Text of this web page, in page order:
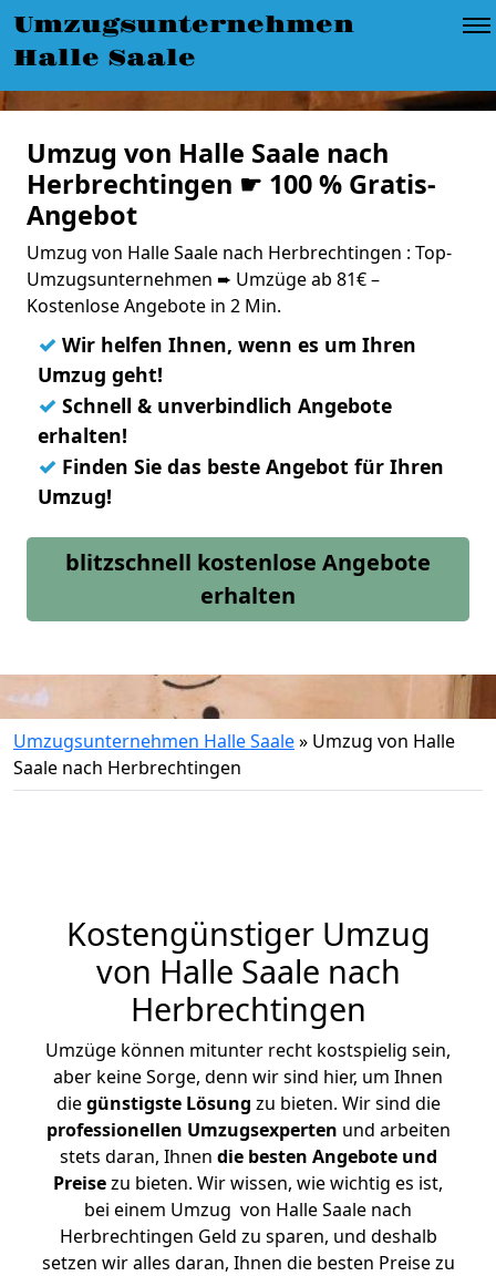
Umzugsunternehmen
Halle Saale
Umzug von Halle Saale nach
Herbrechtingen ☛ 100 % Gratis-
Angebot
Umzug von Halle Saale nach Herbrechtingen : Top-
Umzugsunternehmen ➨ Umzüge ab 81€ –
Kostenlose Angebote in 2 Min.
✓ Wir helfen Ihnen, wenn es um Ihren
Umzug geht!
✓ Schnell & unverbindlich Angebote
erhalten!
✓ Finden Sie das beste Angebot für Ihren
Umzug!
blitzschnell kostenlose Angebote
erhalten
Umzugsunternehmen Halle Saale» Umzug von Halle
Saale nach Herbrechtingen
Kostengünstiger Umzug
von Halle Saale nach
Herbrechtingen
Umzüge können mitunter recht kostspielig sein,
aber keine Sorge, denn wir sind hier, um Ihnen
diegünstigste Lösung zu bieten. Wir sind die
professionellen Umzugsexperten und arbeiten
stets daran, Ihnen die besten Angebote und
Preisezu bieten. Wir wissen, wie wichtig es ist,
bei einem Umzug von Halle Saale nach
Herbrechtingen Geld zu sparen, und deshalb
setzen wir alles daran, Ihnen die besten Preise zu